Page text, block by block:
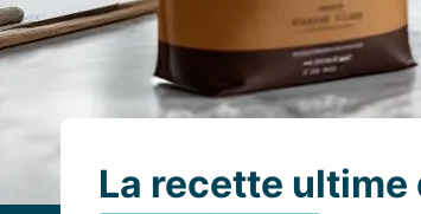
La recette ultime